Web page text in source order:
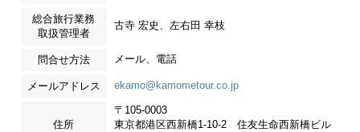
総合旅行業務
取扱管理者
古寺 宏史、左右田 幸枝
問合せ方法 メール、電話
メールアドレス ekamo@kamometour.co.jp
住所
〒105-0003
東京都港区西新橋1-10-2 住友生命西新橋ビル